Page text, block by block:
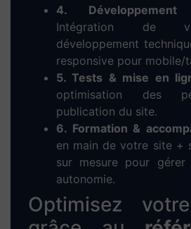
agence web
experte en
site internet
Confiez votre
site web à
agence locale et
Chez Dieup’art, nous
WordPress et Elementor
entrepreneurs, artisans,